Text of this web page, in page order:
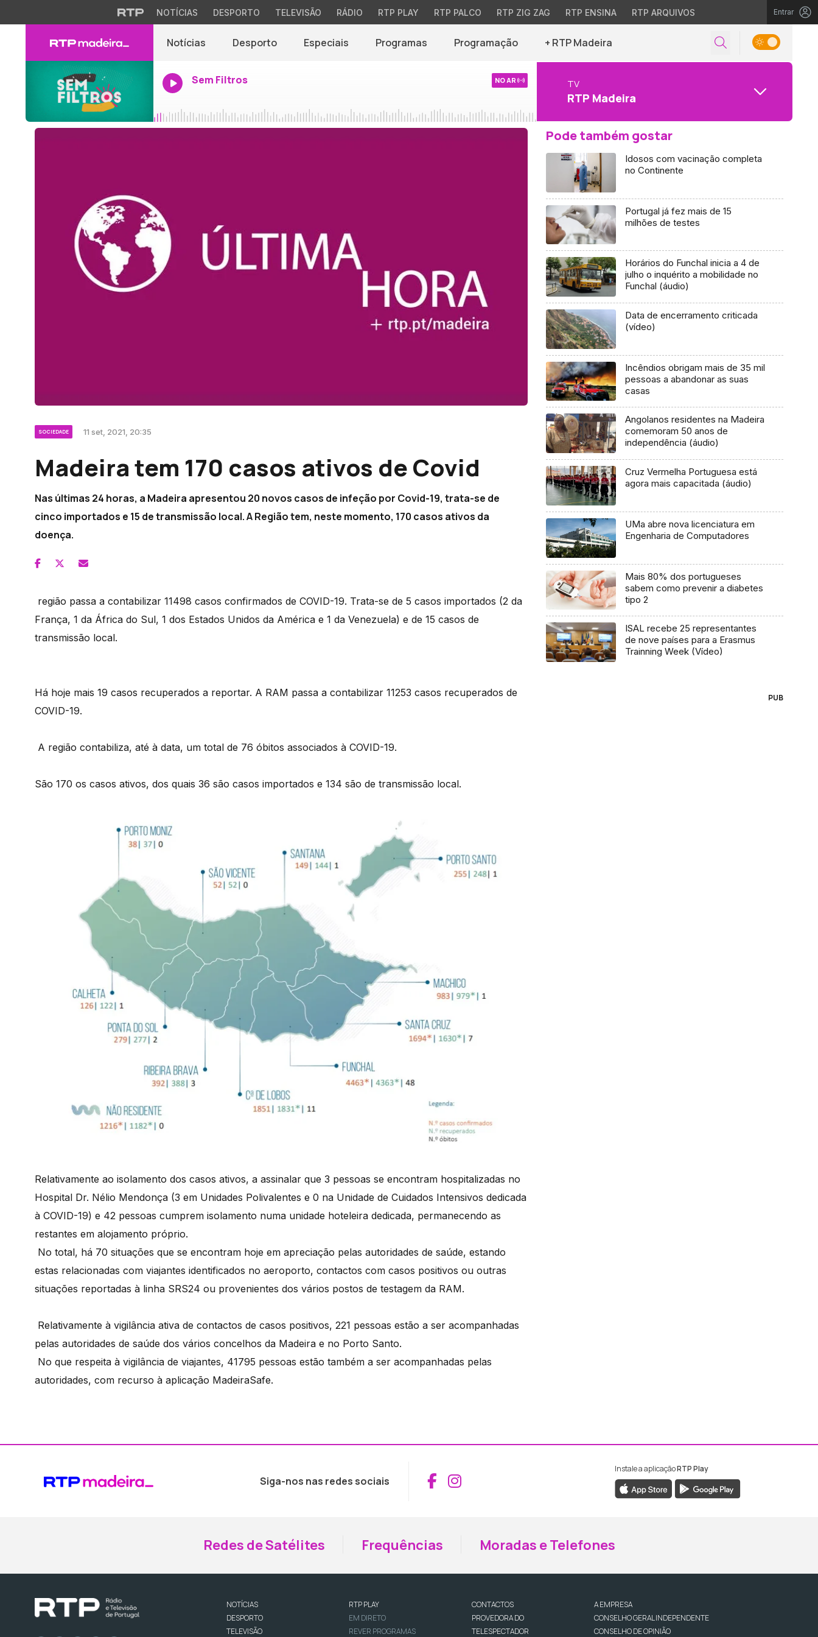
NOTÍCIAS DESPORTO TELEVISÃO RÁDIO RTP PLAY RTP PALCO RTP ZIG ZAG RTP ENSINA RTP ARQUIVOS Entrar
Notícias Desporto Especiais Programas Programação + RTP Madeira
Sem Filtros NO AR TV
RTP Madeira
SOCIEDADE 11 set, 2021, 20:35
Madeira tem 170 casos ativos de Covid
Nas últimas 24 horas, a Madeira apresentou 20 novos casos de infeção por Covid-19, trata-se de
cinco importados e 15 de transmissão local. A Região tem, neste momento, 170 casos ativos da
doença.
região passa a contabilizar 11498 casos confirmados de COVID-19. Trata-se de 5 casos importados (2 da
França, 1 da África do Sul, 1 dos Estados Unidos da América e 1 da Venezuela) e de 15 casos de
transmissão local.
Há hoje mais 19 casos recuperados a reportar. A RAM passa a contabilizar 11253 casos recuperados de
COVID-19.
A região contabiliza, até à data, um total de 76 óbitos associados à COVID-19.
São 170 os casos ativos, dos quais 36 são casos importados e 134 são de transmissão local.
Relativamente ao isolamento dos casos ativos, a assinalar que 3 pessoas se encontram hospitalizadas no
Hospital Dr. Nélio Mendonça (3 em Unidades Polivalentes e 0 na Unidade de Cuidados Intensivos dedicada
à COVID-19) e 42 pessoas cumprem isolamento numa unidade hoteleira dedicada, permanecendo as
restantes em alojamento próprio.
No total, há 70 situações que se encontram hoje em apreciação pelas autoridades de saúde, estando
estas relacionadas com viajantes identificados no aeroporto, contactos com casos positivos ou outras
situações reportadas à linha SRS24 ou provenientes dos vários postos de testagem da RAM.
Relativamente à vigilância ativa de contactos de casos positivos, 221 pessoas estão a ser acompanhadas
pelas autoridades de saúde dos vários concelhos da Madeira e no Porto Santo.
No que respeita à vigilância de viajantes, 41795 pessoas estão também a ser acompanhadas pelas
autoridades, com recurso à aplicação MadeiraSafe.
Pode também gostar
Idosos com vacinação completa
no Continente
Portugal já fez mais de 15
milhões de testes
Horários do Funchal inicia a 4 de
julho o inquérito a mobilidade no
Funchal (áudio)
Data de encerramento criticada
(vídeo)
Incêndios obrigam mais de 35 mil
pessoas a abandonar as suas
casas
Angolanos residentes na Madeira
comemoram 50 anos de
independência (áudio)
Cruz Vermelha Portuguesa está
agora mais capacitada (áudio)
UMa abre nova licenciatura em
Engenharia de Computadores
Mais 80% dos portugueses
sabem como prevenir a diabetes
tipo 2
ISAL recebe 25 representantes
de nove países para a Erasmus
Trainning Week (Vídeo)
PUB
Siga-nos nas redes sociais Aceder ao Facebook da RTP Madeira
Aceder ao Instagram da RTP Madeira
Instale a aplicaçãoRTP Play
Redes de Satélites Frequências Moradas e Telefones
NOTÍCIAS
DESPORTO
TELEVISÃO
RTP PLAY
EM DIRETO
REVER PROGRAMAS
CONTACTOS
PROVEDORA DO
TELESPECTADOR
A EMPRESA
CONSELHO GERAL INDEPENDENTE
CONSELHO DE OPINIÃO